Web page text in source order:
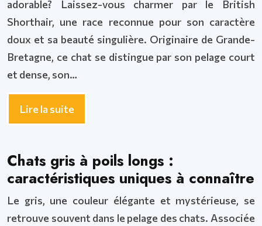
adorable? Laissez-vous charmer par le British
Shorthair, une race reconnue pour son caractère
doux et sa beauté singulière. Originaire de Grande-
Bretagne, ce chat se distingue par son pelage court
et dense, son…
Lire la suite
Chats gris à poils longs :
caractéristiques uniques à connaître
Le gris, une couleur élégante et mystérieuse, se
retrouve souvent dans le pelage des chats. Associée